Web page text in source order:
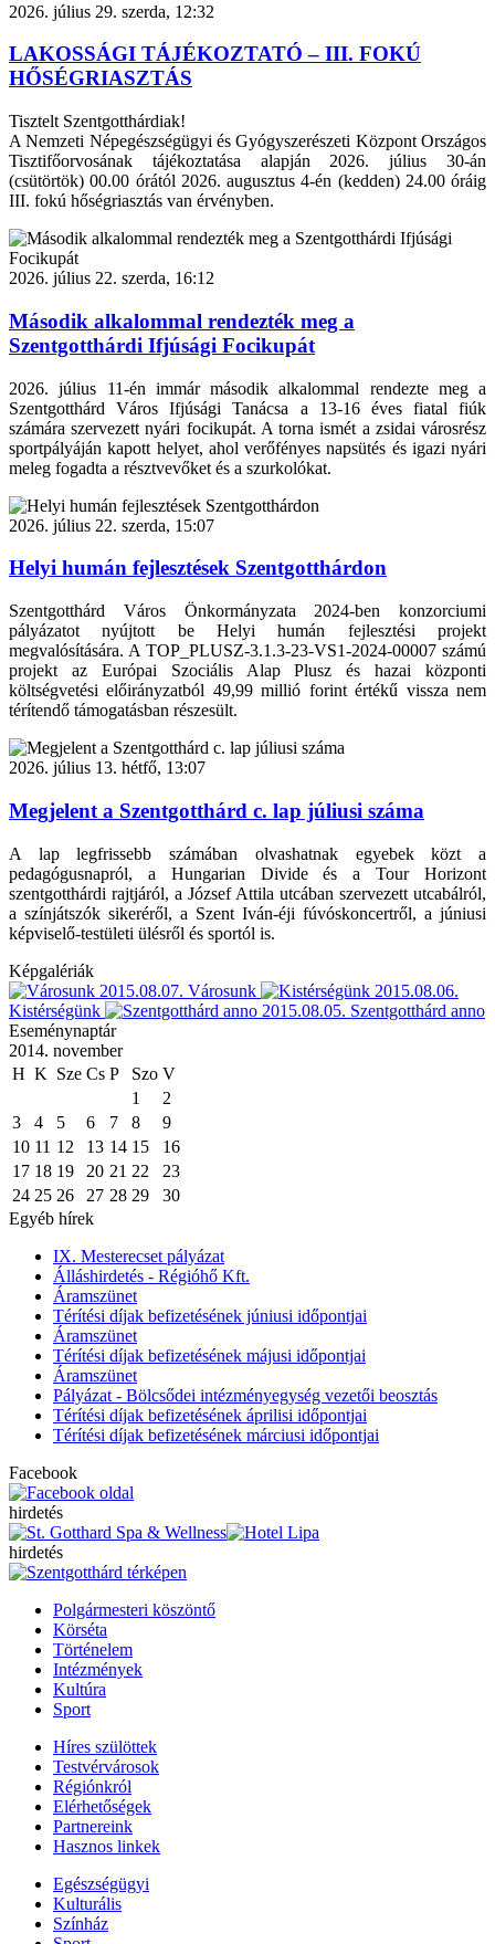
2026. július 29. szerda, 12:32
LAKOSSÁGI TÁJÉKOZTATÓ – III. FOKÚ
HŐSÉGRIASZTÁS
Tisztelt Szentgotthárdiak!
A Nemzeti Népegészségügyi és Gyógyszerészeti Központ Országos
Tisztifőorvosának tájékoztatása alapján 2026. július 30-án
(csütörtök) 00.00 órától 2026. augusztus 4-én (kedden) 24.00 óráig
III. fokú hőségriasztás van érvényben.
2026. július 22. szerda, 16:12
Második alkalommal rendezték meg a
Szentgotthárdi Ifjúsági Focikupát
2026. július 11-én immár második alkalommal rendezte meg a
Szentgotthárd Város Ifjúsági Tanácsa a 13-16 éves fiatal fiúk
számára szervezett nyári focikupát. A torna ismét a zsidai városrész
sportpályáján kapott helyet, ahol verőfényes napsütés és igazi nyári
meleg fogadta a résztvevőket és a szurkolókat.
2026. július 22. szerda, 15:07
Helyi humán fejlesztések Szentgotthárdon
Szentgotthárd Város Önkormányzata 2024-ben konzorciumi
pályázatot nyújtott be Helyi humán fejlesztési projekt
megvalósítására. A TOP_PLUSZ-3.1.3-23-VS1-2024-00007 számú
projekt az Európai Szociális Alap Plusz és hazai központi
költségvetési előirányzatból 49,99 millió forint értékű vissza nem
térítendő támogatásban részesült.
2026. július 13. hétfő, 13:07
Megjelent a Szentgotthárd c. lap júliusi száma
A lap legfrissebb számában olvashatnak egyebek közt a
pedagógusnapról, a Hungarian Divide és a Tour Horizont
szentgotthárdi rajtjáról, a József Attila utcában szervezett utcabálról,
a színjátszók sikeréről, a Szent Iván-éji fúvóskoncertről, a júniusi
képviselő-testületi ülésről és sportól is.
Képgalériák
2015.08.07. Városunk
2015.08.06.
Kistérségünk
2015.08.05. Szentgotthárd anno
Eseménynaptár
2014. november
H K Sze Cs P Szo V
1
2
3
4 5 6 7 8
9
10 11 12 13 14 15
16
17 18 19 20 21 22
23
24 25 26 27 28 29
30
Egyéb hírek
IX. Mesterecset pályázat
Álláshirdetés - Régióhő Kft.
Áramszünet
Térítési díjak befizetésének júniusi időpontjai
Áramszünet
Térítési díjak befizetésének májusi időpontjai
Áramszünet
Pályázat - Bölcsődei intézményegység vezetői beosztás
Térítési díjak befizetésének áprilisi időpontjai
Térítési díjak befizetésének márciusi időpontjai
Facebook
hirdetés
hirdetés
Polgármesteri köszöntő
Körséta
Történelem
Intézmények
Kultúra
Sport
Híres szülöttek
Testvérvárosok
Régiónkról
Elérhetőségek
Partnereink
Hasznos linkek
Egészségügyi
Kulturális
Színház